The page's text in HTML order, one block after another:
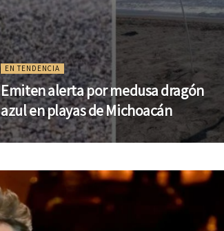
EN TENDENCIA
Emiten alerta por medusa dragón
azul en playas de Michoacán